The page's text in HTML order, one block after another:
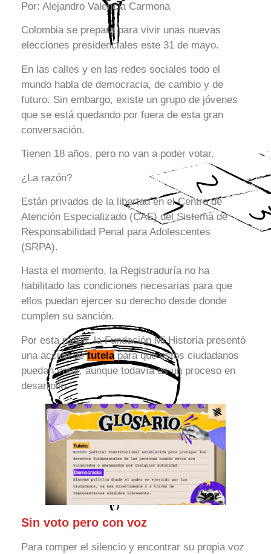
Por: Alejandro Valencia Carmona
Colombia se prepara para vivir unas nuevas
elecciones presidenciales este 31 de mayo.
En las calles y en las redes sociales todo el
mundo habla de democracia, de cambio y de
futuro. Sin embargo, existe un grupo de jóvenes
que se está quedando por fuera de esta gran
conversación.
Tienen 18 años, pero no van a poder votar.
¿La razón?
Están privados de la libertad en el Centro de
Atención Especializado (CAE) del Sistema de
Responsabilidad Penal para Adolescentes
(SRPA).
Hasta el momento, la Registraduría no ha
habilitado las condiciones necesarias para que
ellos puedan ejercer su derecho desde donde
cumplen su sanción.
Por esta razón, la Fundación Mi Historia presentó
una acción detutelapara que estos ciudadanos
puedan votar, aunque todavía es un proceso en
desarrollo.
Sin voto pero con voz
Para romper el silencio y encontrar su propia voz